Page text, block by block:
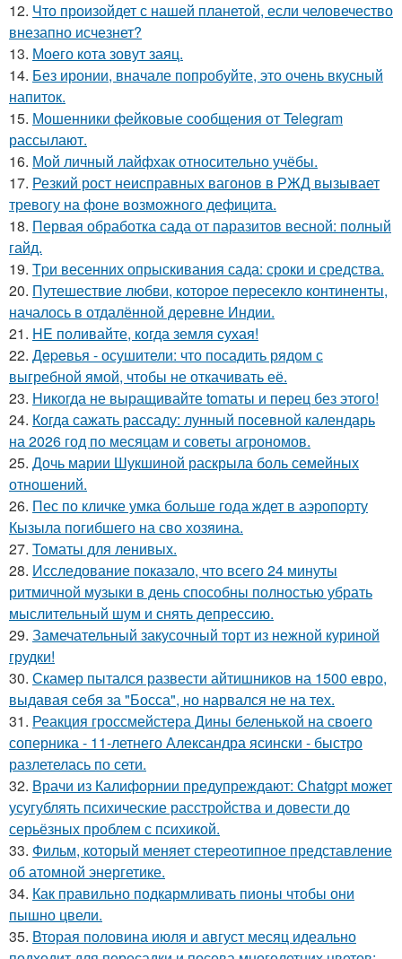
12. Что произойдет с нашей планетой, если человечество
внезапно исчезнет?
13. Моего кота зовут заяц.
14. Без иронии, вначале попробуйте, это очень вкусный
напиток.
15. Мошенники фейковые сообщения от Telegram
рассылают.
16. Мой личный лайфхак относительно учёбы.
17. Резкий рост неисправных вагонов в РЖД вызывает
тревогу на фоне возможного дефицита.
18. Первая обработка сада от паразитов весной: полный
гайд.
19. Tpи весенних опрыскивания сада: сроки и средства.
20. Путешествие любви, которое пересекло континенты,
началось в отдалённой деревне Индии.
21. HE поливайте, когда земля сухая!
22. Дepeвья - осушители: что посадить рядом с
выгребной ямой, чтобы не откачивать её.
23. Hикогда не выращивайте tomаты и перец без этого!
24. Когда сажать рассаду: лунный посевной календарь
на 2026 год по месяцам и советы агрономов.
25. Дочь марии Шукшиной раскрыла боль семейных
отношений.
26. Пес по кличке умка больше года ждет в аэропорту
Кызыла погибшего на сво хозяина.
27. Toматы для ленивых.
28. Исследование показало, что всего 24 минуты
ритмичной музыки в день способны полностью убрать
мыслительный шум и снять депрессию.
29. Замечательный закусочный торт из нежной куриной
грудки!
30. Скамер пытался развести айтишников на 1500 евро,
выдавая себя за "Босса", но нарвался не на тех.
31. Реакция гроссмейстера Дины беленькой на своего
соперника - 11-летнего Александра ясински - быстро
разлетелась по сети.
32. Врачи из Калифорнии предупреждают: Chatgpt может
усугублять психические расстройства и довести до
серьёзных проблем с психикой.
33. Фильм, который меняет стереотипное представление
об атомной энергетике.
34. Как правильно подкармливать пионы чтобы они
пышно цвели.
35. Вторая половина июля и август месяц идеально